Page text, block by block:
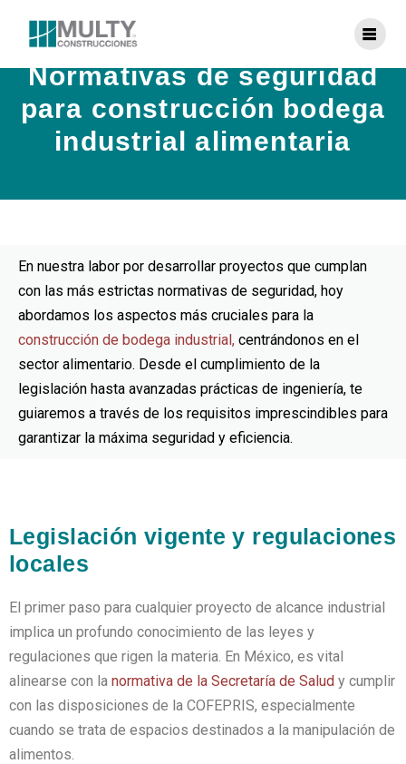
Normativas de seguridad
para construcción bodega
industrial alimentaria
En nuestra labor por desarrollar proyectos que cumplan
con las más estrictas normativas de seguridad, hoy
abordamos los aspectos más cruciales para la
construcción de bodega industrial, centrándonos en el
sector alimentario. Desde el cumplimiento de la
legislación hasta avanzadas prácticas de ingeniería, te
guiaremos a través de los requisitos imprescindibles para
garantizar la máxima seguridad y eficiencia.
Legislación vigente y regulaciones
locales
El primer paso para cualquier proyecto de alcance industrial
implica un profundo conocimiento de las leyes y
regulaciones que rigen la materia. En México, es vital
alinearse con la normativa de la Secretaría de Salud y cumplir
con las disposiciones de la COFEPRIS, especialmente
cuando se trata de espacios destinados a la manipulación de
alimentos.